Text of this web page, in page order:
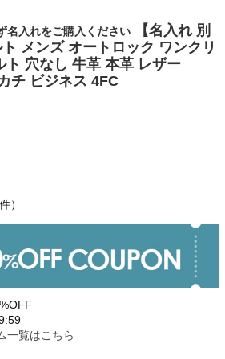
名入れをご購入ください
【名入れ 別
メンズ オートロック ワンクリ
ト 穴なし 牛革 本革 レザー
チ ビジネス 4FC
）
一覧はこちら